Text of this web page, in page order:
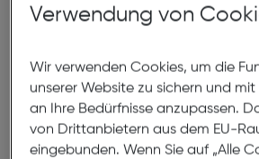
Produktbeschreibung
Jupio Canon LP-E12/
Verwendung von
Wir verwenden Cookies, um die
unserer Website zu sichern und
an Ihre Bedürfnisse anzupassen.
von Drittanbietern aus dem EU-
eingebunden. Wenn Sie auf „Alle